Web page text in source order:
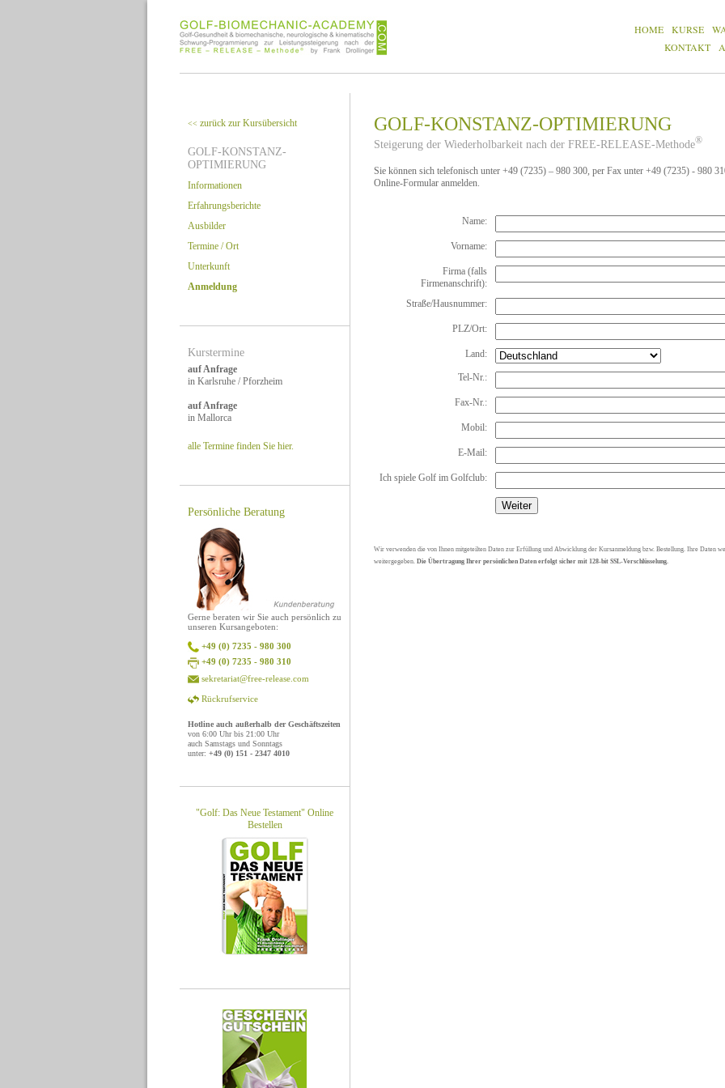
HOME KURSE
KONTAKT
<< zurück zur Kursübersicht
GOLF-KONSTANZ-
OPTIMIERUNG
Informationen
Erfahrungsberichte
Ausbilder
Termine / Ort
Unterkunft
Anmeldung
Kurstermine
auf Anfrage
in Karlsruhe / Pforzheim
auf Anfrage
in Mallorca
alle Termine finden Sie hier.
Persönliche Beratung
Gerne beraten wir Sie auch persönlich zu
unseren Kursangeboten:
+49 (0) 7235 - 980 300
+49 (0) 7235 - 980 310
sekretariat@free-release.com
Rückrufservice
Hotline auch außerhalb der Geschäftszeiten
von 6:00 Uhr bis 21:00 Uhr
auch Samstags und Sonntags
unter: +49 (0) 151 - 2347 4010
"Golf: Das Neue Testament" Online
Bestellen
GOLF-KONSTANZ-OPTIMIERUNG
Steigerung der Wiederholbarkeit nach der FREE-RELEASE-Methode®
Sie können sich telefonisch unter +49 (7235) – 980 300, per Fax unter +49 (7235) - 980
Online-Formular anmelden.
Name:
Vorname:
Firma (falls
Firmenanschrift):
Straße/Hausnummer:
PLZ/Ort:
Land:
Tel-Nr.:
Fax-Nr.:
Mobil:
E-Mail:
Ich spiele Golf im Golfclub:
Wir verwenden die von Ihnen mitgeteilten Daten zur Erfüllung und Abwicklung der Kursanmeldung bzw. Bestellung. Ihre Daten
weitergegeben. Die Übertragung Ihrer persönlichen Daten erfolgt sicher mit 128-bit SSL-Verschlüsselung.